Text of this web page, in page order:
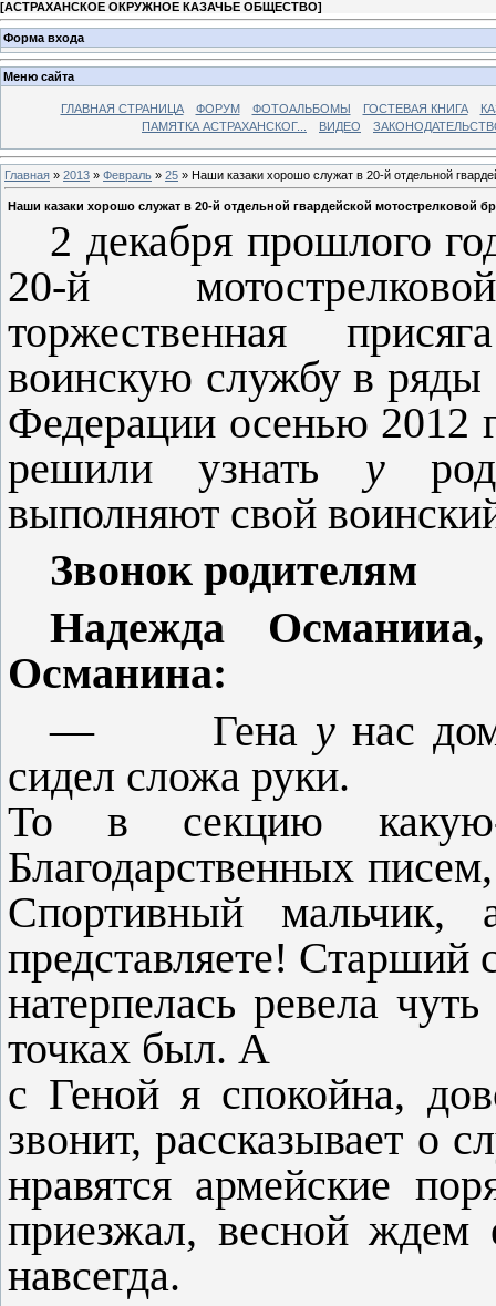
[АСТРАХАНСКОЕ ОКРУЖНОЕ КАЗАЧЬЕ ОБЩЕСТВО]
Форма входа
Меню сайта
ГЛАВНАЯ СТРАНИЦА ФОРУМ ФОТОАЛЬБОМЫ ГОСТЕВАЯ КНИГА
ПАМЯТКА АСТРАХАНСКОГ...
ВИДЕО
Главная » 2013 » Февраль » 25 » Наши казаки хорошо служат в 20-й отдельной
Наши казаки хорошо служат в 20-й отдельной гвардейской мотострелковой
2 декабря прошлого
20-й
торжественная
воинскую служ­бу в
Федерации осенью 2012
решили узнать у
выполняют свой
Звонок родителям
Надежда
Османина:
—
Гена унас
сидел сложа руки.
То в секцию какую-
Благодарственных
Спортивный
представляете! Старший
натерпелась ревела
точках был. А
с Геной я спокойна,
звонит, рассказывает о
нравятся армейские
приезжал, весной ждем
навсегда.